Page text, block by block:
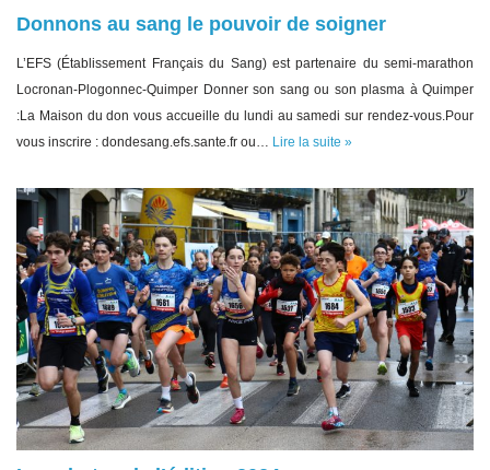
Donnons au sang le pouvoir de soigner
L’EFS (Établissement Français du Sang) est partenaire du semi-marathon
Locronan-Plogonnec-Quimper Donner son sang ou son plasma à Quimper
:La Maison du don vous accueille du lundi au samedi sur rendez-vous.Pour
vous inscrire : dondesang.efs.sante.fr ou… Lire la suite »